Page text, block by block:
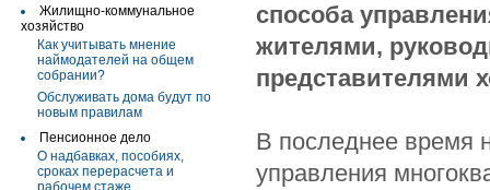
Жилищно-коммунальное
хозяйство
Как учитывать мнение
наймодателей на общем
собрании?
Обслуживать дома будут по
новым правилам
Пенсионное дело
О надбавках, пособиях,
сроках перерасчета и
рабочем стаже…
способа
жителями,
представителями
В последнее время
управления